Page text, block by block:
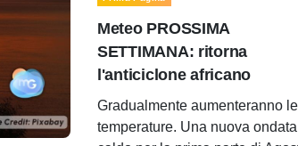
Meteo PROSSIMA
SETTIMANA: ritorna
l'anticiclone africano
Gradualmente aumenteranno le
temperature. Una nuova